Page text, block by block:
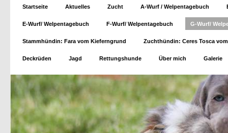
Startseite Aktuelles Zucht A-Wurf / Welpentagebuch
E-Wurf/ Welpentagebuch F-Wurf/ Welpentagebuch G-Wurf/
Stammhündin: Fara vom Kieferngrund Zuchthündin: Ceres Tosca
Deckrüden Jagd Rettungshunde Über mich Galerie